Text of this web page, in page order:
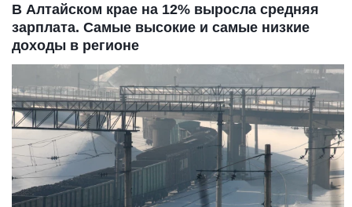
В Алтайском крае на 12% выросла средняя
зарплата. Самые высокие и самые низкие
доходы в регионе